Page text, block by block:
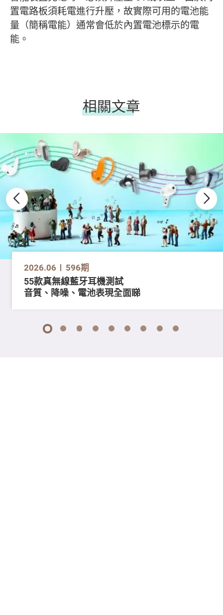
置電路板須耗電進行升壓，故實際可用的電池能
量（簡稱電能）通常會低於內置電池標示的電
能。
相關文章
2026.06 596期
55款真無線藍牙耳機測試
音質、降噪、電池表現全面睇
1 2 3 4 5 6 7 8 9